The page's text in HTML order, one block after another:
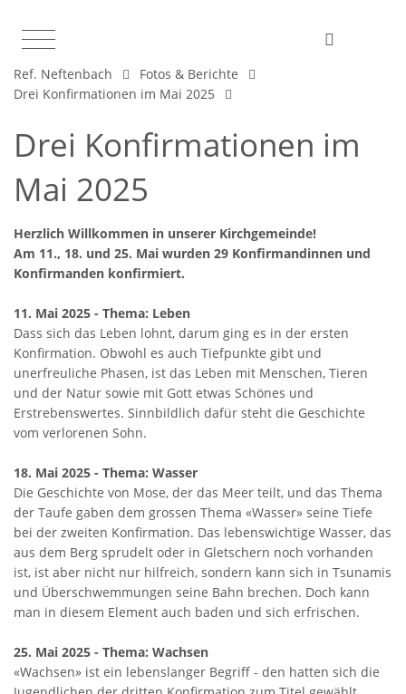
Ref. Neftenbach
Fotos & Berichte
Drei Konfirmationen im Mai 2025
Drei Konfirmationen im
Mai 2025
Herzlich Willkommen in unserer Kirchgemeinde!
Am 11., 18. und 25. Mai wurden 29 Konfirmandinnen und
Konfirmanden konfirmiert.
11. Mai 2025 - Thema: Leben
Dass sich das Leben lohnt, darum ging es in der ersten
Konfirmation. Obwohl es auch Tiefpunkte gibt und
unerfreuliche Phasen, ist das Leben mit Menschen, Tieren
und der Natur sowie mit Gott etwas Schönes und
Erstrebenswertes. Sinnbildlich dafür steht die Geschichte
vom verlorenen Sohn.
18. Mai 2025 - Thema: Wasser
Die Geschichte von Mose, der das Meer teilt, und das Thema
der Taufe gaben dem grossen Thema «Wasser» seine Tiefe
bei der zweiten Konfirmation. Das lebenswichtige Wasser, das
aus dem Berg sprudelt oder in Gletschern noch vorhanden
ist, ist aber nicht nur hilfreich, sondern kann sich in Tsunamis
und Überschwemmungen seine Bahn brechen. Doch kann
man in diesem Element auch baden und sich erfrischen.
25. Mai 2025 - Thema: Wachsen
«Wachsen» ist ein lebenslanger Begriff - den hatten sich die